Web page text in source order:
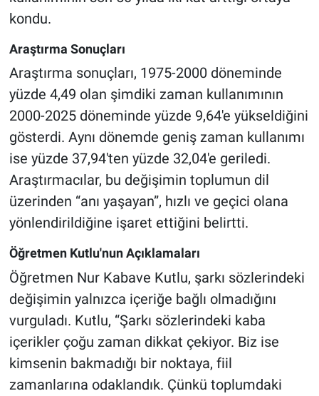
kondu.
Araştırma Sonuçları
Araştırma sonuçları, 1975-2000 döneminde
yüzde 4,49 olan şimdiki zaman kullanımının
2000-2025 döneminde yüzde 9,64'e yükseldiğini
gösterdi. Aynı dönemde geniş zaman kullanımı
ise yüzde 37,94'ten yüzde 32,04'e geriledi.
Araştırmacılar, bu değişimin toplumun dil
üzerinden “anı yaşayan”, hızlı ve geçici olana
yönlendirildiğine işaret ettiğini belirtti.
Öğretmen Kutlu'nun Açıklamaları
Öğretmen Nur Kabave Kutlu, şarkı sözlerindeki
değişimin yalnızca içeriğe bağlı olmadığını
vurguladı. Kutlu, “Şarkı sözlerindeki kaba
içerikler çoğu zaman dikkat çekiyor. Biz ise
kimsenin bakmadığı bir noktaya, fiil
zamanlarına odaklandık. Çünkü toplumdaki